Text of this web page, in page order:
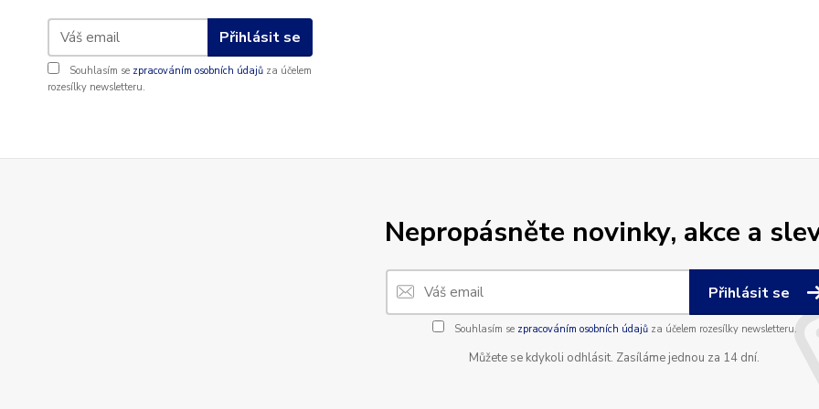
Přihlásit se
Souhlasím se zpracováním osobních údajů za účelem
rozesílky newsletteru.
Nepropásněte novinky, akce a
Přihlásit se
Souhlasím se zpracováním osobních údajůza účelem rozesílky newsletteru.
Můžete se kdykoli odhlásit. Zasíláme jednou za 14 dní.